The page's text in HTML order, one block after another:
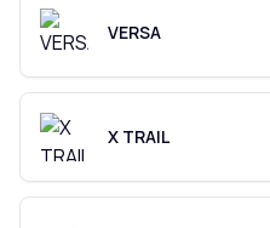
VERSA
X TRAIL